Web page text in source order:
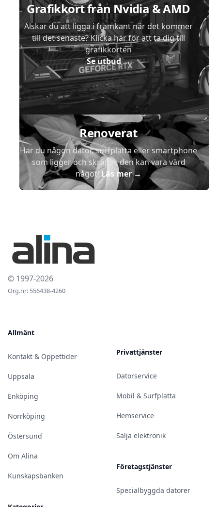
Grafikkort från Nvidia & AMD
Älskar du att ligga i framkant när det kommer
till det senaste? Klicka här för att ta dig till
grafikkorten
Se utbud→
Renoverat
Har du någon dator, surfplatta eller smartphone
som ligger och skräpar, den kan vara värd
något!Läs mer→
© 1997-2026
Org.nr: 556438-4260
Allmänt
Kontakt & Öppettider
Uppsala
Enköping
Norrköping
Östersund
Om Alina
Kunskapsbanken
Privattjänster
Datorservice
Mobil & Surfplatta
Hemservice
Sälja elektronik
Företagstjänster
Specialbyggda datorer